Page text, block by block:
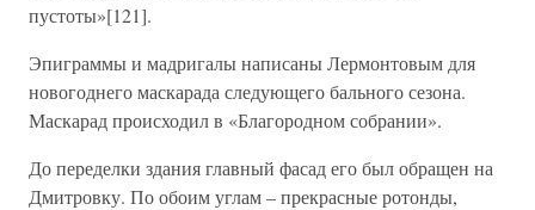
пустоты»[121].
Эпиграммы и мадригалы написаны Лермонтовым для
новогоднего маскарада следующего бального сезона.
Маскарад происходил в «Благородном собрании».
До переделки здания главный фасад его был обращен на
Дмитровку. По обоим углам – прекрасные ротонды,